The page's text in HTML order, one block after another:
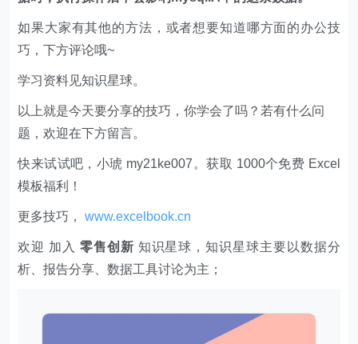
如果大家有其他的方法，或者想要知道哪方面的办公技
巧，下方评论哦~
学习资料见知识星球。
以上就是今天要分享的技巧，你学会了吗？若有什么问
题，欢迎在下方留言。
快来试试吧，小琥 my21ke007。获取 1000个免费 Excel
模板福利​​​​！
更多技巧，www.excelbook.cn
欢迎 加入 零售创新 知识星球，知识星球主要以数据分
析、报告分享、数据工具讨论为主；